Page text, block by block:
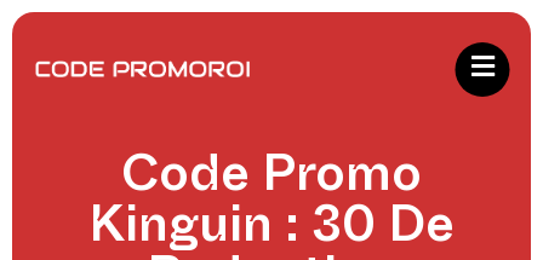
Code Promo
Kinguin : 30 De